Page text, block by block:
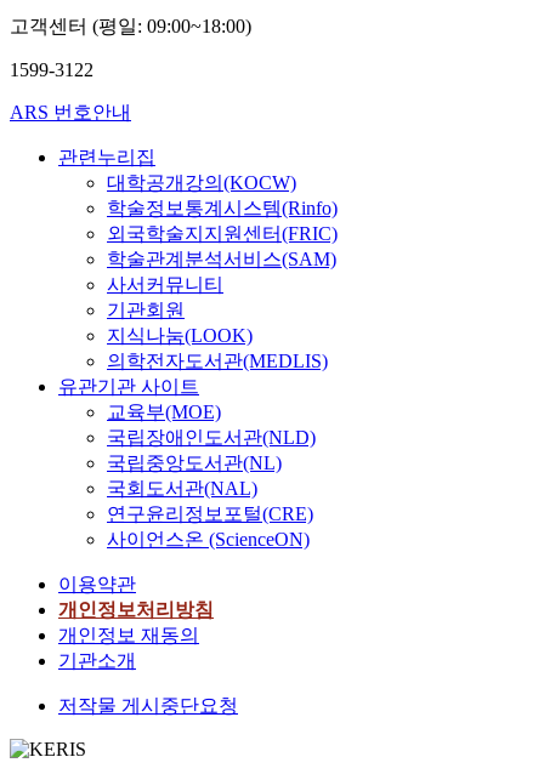
고객센터 (평일: 09:00~18:00)
1599-3122
ARS 번호안내
관련누리집
대학공개강의(KOCW)
학술정보통계시스템(Rinfo)
외국학술지지원센터(FRIC)
학술관계분석서비스(SAM)
사서커뮤니티
기관회원
지식나눔(LOOK)
의학전자도서관(MEDLIS)
유관기관 사이트
교육부(MOE)
국립장애인도서관(NLD)
국립중앙도서관(NL)
국회도서관(NAL)
연구윤리정보포털(CRE)
사이언스온 (ScienceON)
이용약관
개인정보처리방침
개인정보 재동의
기관소개
저작물 게시중단요청